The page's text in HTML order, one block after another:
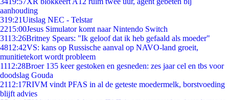
aanhouding
319:21Uitslag NEC - Telstar
2215:00Jesus Simulator komt naar Nintendo Switch
3113:26Britney Spears: "Ik geloof dat ik heb gefaald als moeder"
4812:42VS: kans op Russische aanval op NAVO-land groeit,
munitietekort wordt probleem
1112:28Broer 135 keer gestoken en gesneden: zes jaar cel en tbs voor
doodslag Gouda
2112:17RIVM vindt PFAS in al de geteste moedermelk, borstvoeding
blijft advies